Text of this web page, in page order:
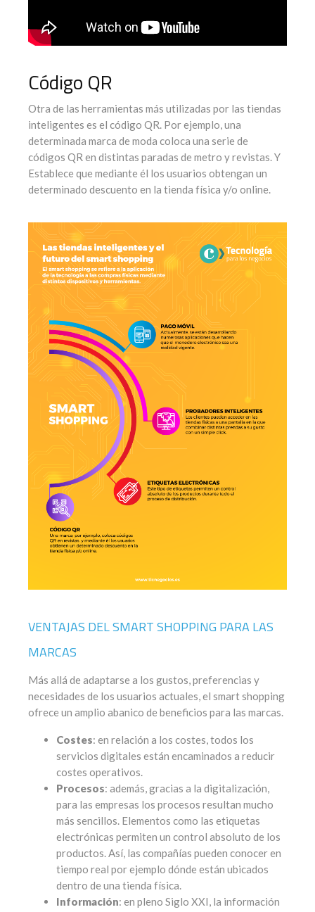
Código QR
Otra de las herramientas más utilizadas por las tiendas
inteligentes es el código QR. Por ejemplo, una
determinada marca de moda coloca una serie de
códigos QR en distintas paradas de metro y revistas. Y
Establece que mediante él los usuarios obtengan un
determinado descuento en la tienda física y/o online.
VENTAJAS DEL SMART SHOPPING PARA LAS
MARCAS
Más allá de adaptarse a los gustos, preferencias y
necesidades de los usuarios actuales, el smart shopping
ofrece un amplio abanico de beneficios para las marcas.
Costes: en relación a los costes, todos los
servicios digitales están encaminados a reducir
costes operativos.
Procesos: además, gracias a la digitalización,
para las empresas los procesos resultan mucho
más sencillos. Elementos como las etiquetas
electrónicas permiten un control absoluto de los
productos. Así, las compañías pueden conocer en
tiempo real por ejemplo dónde están ubicados
dentro de una tienda física.
Información: en pleno Siglo XXI, la información